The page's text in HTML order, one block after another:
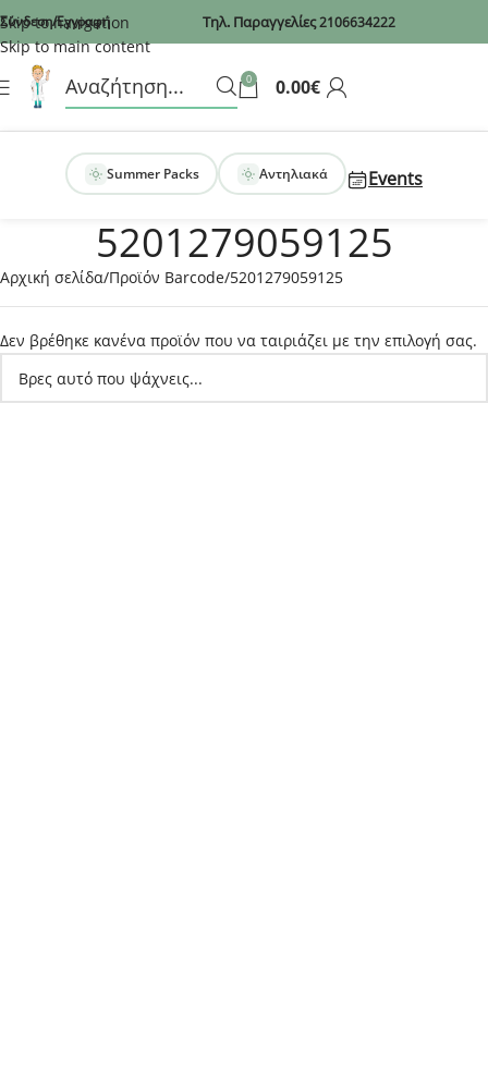
Recaptcha
Skip to navigation
Skip to main content
Σύνδεση/Εγγραφή Τηλ. Παραγγελίες2106634222
0 0.00€
Summer Packs Αντηλιακά Events
5201279059125
Αρχική σελίδα Προϊόν Barcode 5201279059125
Δεν βρέθηκε κανένα προϊόν που να ταιριάζει με την επιλογή σας.